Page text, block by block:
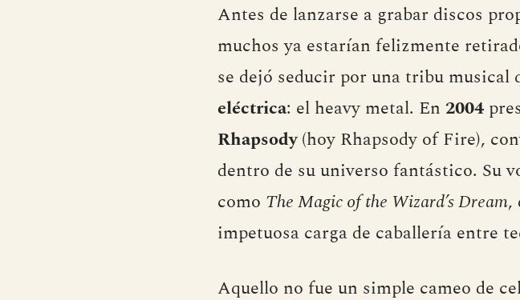
Antes de lanzarse a grabar discos
muchos ya estarían felizmente
se dejó seducir por una tribu musical
eléctrica: el heavy metal. En 2004
Rhapsody(hoy Rhapsody of Fire),
dentro de su universo fantástico. Su
como The Magic of the Wizard’s Dream,
impetuosa carga de caballería entre
Aquello no fue un simple cameo de